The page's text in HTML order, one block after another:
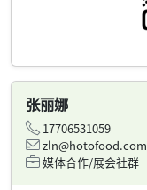
张丽娜
17706531059
zln@hotofood.com
媒体合作/展会社群